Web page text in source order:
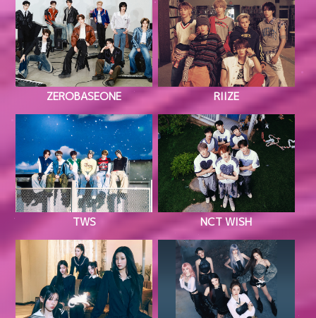
ZEROBASEONE RIIZE
TWS NCT WISH